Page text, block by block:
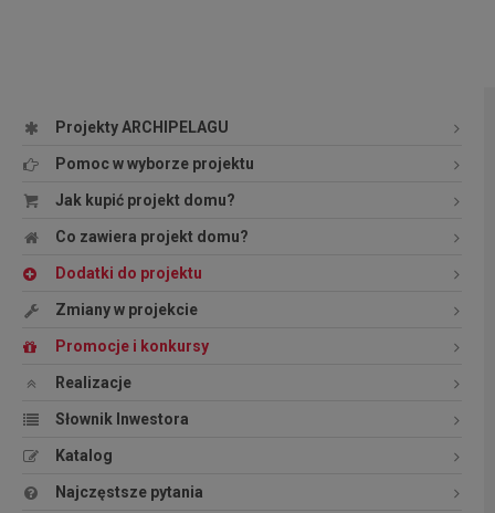
Projekty ARCHIPELAGU
Pomoc w wyborze projektu
Jak kupić projekt domu?
Co zawiera projekt domu?
Dodatki do projektu
Zmiany w projekcie
Promocje i konkursy
Realizacje
Słownik Inwestora
Katalog
Najczęstsze pytania